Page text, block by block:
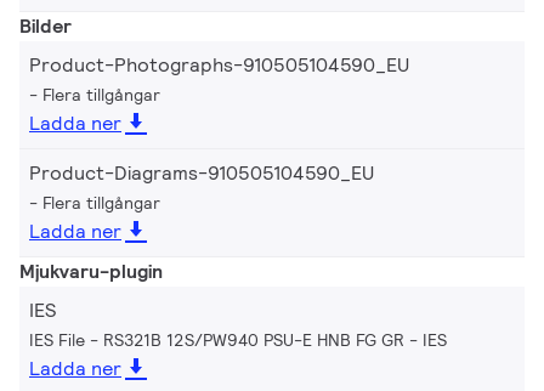
Bilder
Product-Photographs-910505104590_EU
Flera tillgångar
Ladda ner
Product-Diagrams-910505104590_EU
Flera tillgångar
Ladda ner
Mjukvaru-plugin
IES
IES File - RS321B 12S/PW940 PSU-E HNB FG GR IES
Ladda ner